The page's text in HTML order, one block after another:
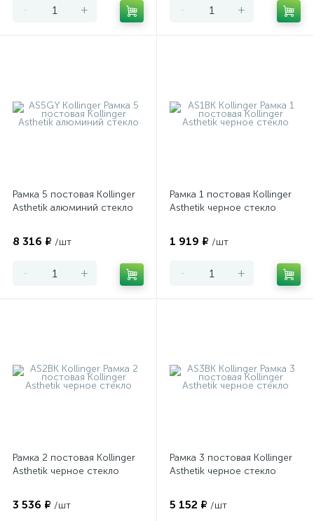
- + - +
Рамка 5 постовая Kollinger
Asthetik алюминий стекло
8 316 ₽ /шт
- +
Рамка 1 постовая Kollinger
Asthetik черное стекло
1 919 ₽ /шт
- +
Рамка 2 постовая Kollinger
Asthetik черное стекло
3 536 ₽ /шт
Рамка 3 постовая Kollinger
Asthetik черное стекло
5 152 ₽ /шт